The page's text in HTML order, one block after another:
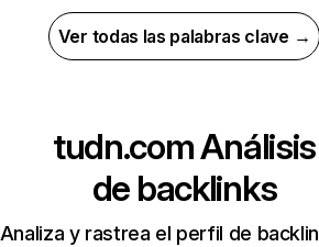
Ver todas las palabras clave →
tudn.comAnálisis
de backlinks
Analiza y rastrea el perfil de